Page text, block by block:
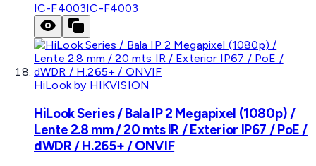
IC-F4003IC-F4003
HiLook by HIKVISION
HiLook Series / Bala IP 2 Megapixel (1080p) /
Lente 2.8 mm / 20 mts IR / Exterior IP67 / PoE /
dWDR / H.265+ / ONVIF